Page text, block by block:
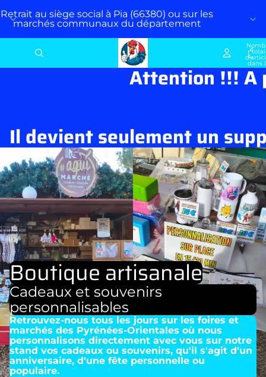
Retrait au siège social à Pia (66380) ou sur les
marchés communaux du département
total
dans
Attention !!! A
Il devient seulement un
Boutique artisanale
Cadeaux et souvenirs
personnalisables
Retrouvez-nous tous les jours sur les foires et
marchés des Pyrénées-Orientales où nous
personnalisons directement avec vous sur notre
stand vos cadeaux ou souvenirs, qu'il s'agit d'un
anniversaire, d'une fête personnelle ou
populaire.